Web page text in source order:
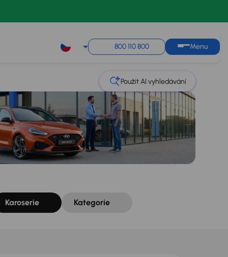
800 110 800 Menu
Použít AI vyhledávání
Karoserie Kategorie